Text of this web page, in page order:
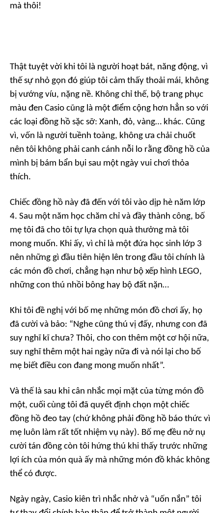
mà thôi!
Thật tuyệt vời khi tôi là người hoạt bát, năng động, vì
thế sự nhỏ gọn đó giúp tôi cảm thấy thoải mái, không
bị vướng víu, nặng nề. Không chỉ thế, bộ trang phục
màu đen Casio cũng là một điểm cộng hơn hẳn so với
các loại đồng hồ sặc sỡ: Xanh, đỏ, vàng… khác. Cũng
vì, vốn là người tuềnh toàng, không ưa chải chuốt
nên tôi không phải canh cánh nỗi lo rằng đồng hồ của
mình bị bám bẩn bụi sau một ngày vui chơi thỏa
thích.
Chiếc đồng hồ này đã đến với tôi vào dịp hè năm lớp
4. Sau một năm học chăm chỉ và đầy thành công, bố
mẹ tôi đã cho tôi tự lựa chọn quà thưởng mà tôi
mong muốn. Khi ấy, vì chỉ là một đứa học sinh lớp 3
nên những gì đầu tiên hiện lên trong đầu tôi chính là
các món đồ chơi, chẳng hạn như bộ xếp hình LEGO,
những con thú nhồi bông hay bộ đất nặn…
Khi tôi đề nghị với bố mẹ những món đồ chơi ấy, họ
đã cười và bảo: “Nghe cũng thú vị đấy, nhưng con đã
suy nghĩ kĩ chưa? Thôi, cho con thêm một cơ hội nữa,
suy nghĩ thêm một hai ngày nữa đi và nói lại cho bố
mẹ biết điều con đang mong muốn nhất”.
Và thế là sau khi cân nhắc mọi mặt của từng món đồ
một, cuối cùng tôi đã quyết định chọn một chiếc
đồng hồ đeo tay (chứ không phải đồng hồ báo thức vì
mẹ luôn làm rất tốt nhiệm vụ này). Bố mẹ đều nở nụ
cười tán đồng còn tôi hứng thú khi thấy trước những
lợi ích của món quà ấy mà những món đồ khác không
thể có được.
Ngày ngày, Casio kiên trì nhắc nhở và “uốn nắn” tôi